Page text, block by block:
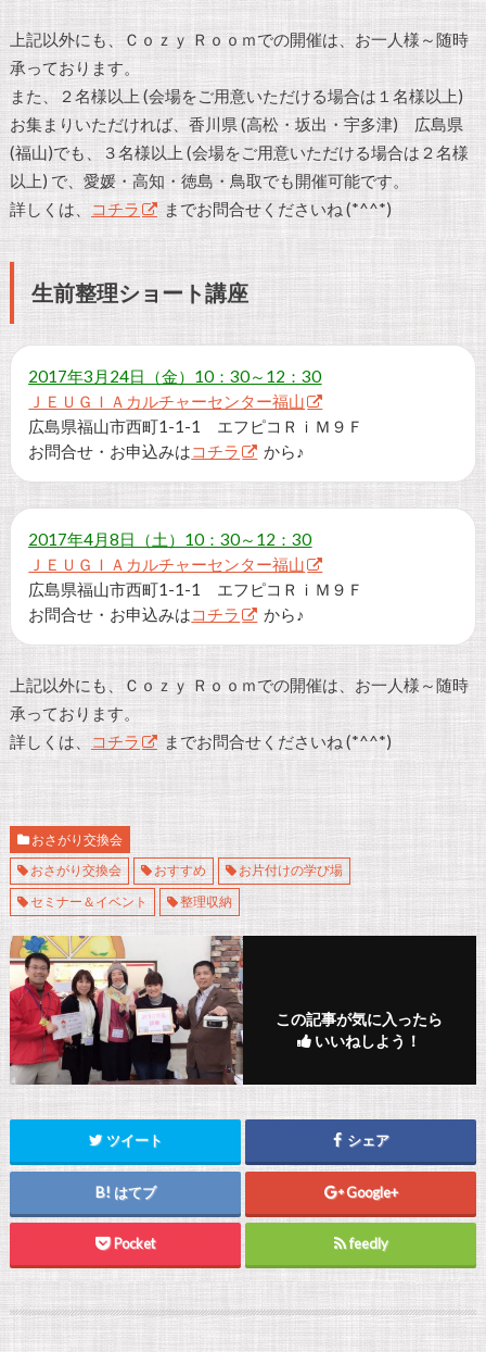
上記以外にも、Ｃｏｚｙ Ｒｏｏｍでの開催は、お一人様～随時
承っております。
また、２名様以上 (会場をご用意いただける場合は１名様以上)
お集まりいただければ、香川県 (高松・坂出・宇多津) 広島県
(福山)でも、３名様以上 (会場をご用意いただける場合は２名様
以上) で、愛媛・高知・徳島・鳥取でも開催可能です。
詳しくは、
コチラ までお問合せくださいね (*^^*)
生前整理ショート講座
2017年3月24日（金）10：30～12：30
ＪＥＵＧＩＡカルチャーセンター福山
広島県福山市西町1-1-1 エフピコＲｉＭ９Ｆ
お問合せ・お申込みはコチラ から♪
2017年4月8日（土）10：30～12：30
ＪＥＵＧＩＡカルチャーセンター福山
広島県福山市西町1-1-1 エフピコＲｉＭ９Ｆ
お問合せ・お申込みはコチラ から♪
上記以外にも、Ｃｏｚｙ Ｒｏｏｍでの開催は、お一人様～随時
承っております。
詳しくは、
コチラ までお問合せくださいね (*^^*)
おさがり交換会
おさがり交換会
おすすめ
お片付けの学び場
セミナー＆イベント
整理収納
この記事が気に入ったら
いいねしよう！
ツイート シェア
はてブ Google+
Pocket feedly